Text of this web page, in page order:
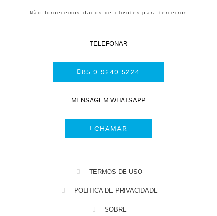
Não fornecemos dados de clientes para terceiros.
TELEFONAR
85 9 9249.5224
MENSAGEM WHATSAPP
CHAMAR
TERMOS DE USO
POLÍTICA DE PRIVACIDADE
SOBRE